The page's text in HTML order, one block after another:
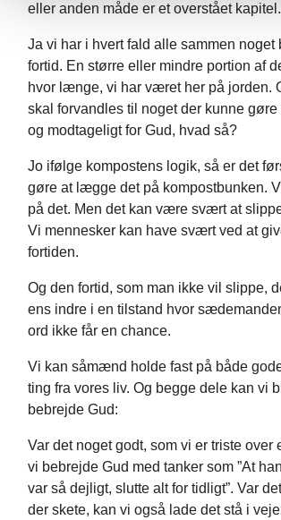
eller anden måde er et overstået kapitel.
Ja vi har i hvert fald alle sammen noget
fortid. En større eller mindre portion af
hvor længe, vi har været her på jorden.
skal forvandles til noget der kunne gøre
og modtageligt for Gud, hvad så?
Jo ifølge kompostens logik, så er det
gøre at lægge det på kompostbunken.
på det. Men det kan være svært at
Vi mennesker kan have svært ved at
fortiden.
Og den fortid, som man ikke vil slippe,
ens indre i en tilstand hvor
ord ikke får en chance.
Vi kan såmænd holde fast på både
ting fra vores liv. Og begge dele kan vi
bebrejde Gud:
Var det noget godt, som vi er triste over
vi bebrejde Gud med tanker som ”At
var så dejligt, slutte alt for tidligt”. Var
der skete, kan vi også lade det stå i